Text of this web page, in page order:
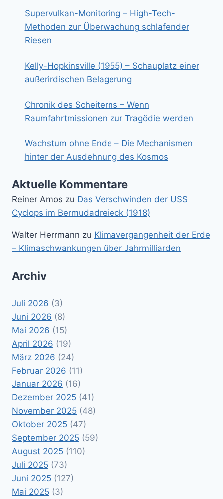
Supervulkan-Monitoring – High-Tech-
Methoden zur Überwachung schlafender
Riesen
Kelly-Hopkinsville (1955) – Schauplatz einer
außerirdischen Belagerung
Chronik des Scheiterns – Wenn
Raumfahrtmissionen zur Tragödie werden
Wachstum ohne Ende – Die Mechanismen
hinter der Ausdehnung des Kosmos
Aktuelle Kommentare
Reiner Amos zu Das Verschwinden der USS
Cyclops im Bermudadreieck (1918)
Walter Herrmann zu Klimavergangenheit der Erde
– Klimaschwankungen über Jahrmilliarden
Archiv
Juli 2026 (3)
Juni 2026 (8)
Mai 2026 (15)
April 2026 (19)
März 2026 (24)
Februar 2026 (11)
Januar 2026 (16)
Dezember 2025 (41)
November 2025 (48)
Oktober 2025 (47)
September 2025 (59)
August 2025 (110)
Juli 2025 (73)
Juni 2025 (127)
Mai 2025 (3)